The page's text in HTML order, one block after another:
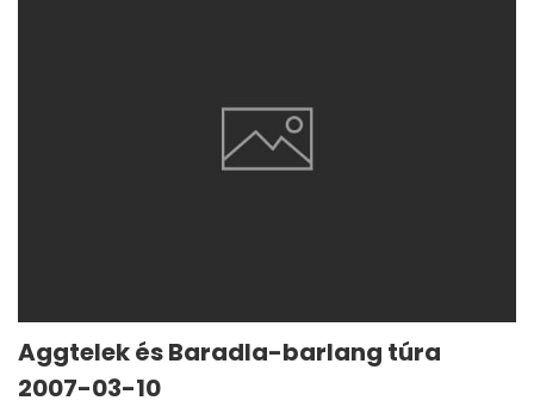
Aggtelek és Baradla-barlang túra
2007-03-10